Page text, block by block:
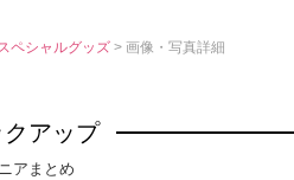
ペシャルグッズ> 画像・写真詳細
クアップ
アまとめ